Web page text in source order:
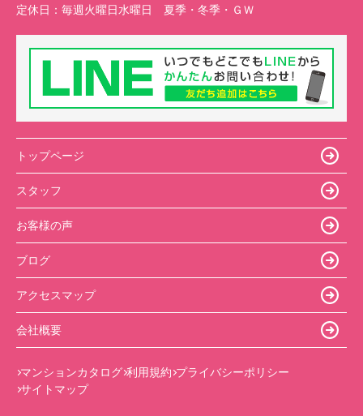
定休日： 毎週火曜日水曜日 夏季・冬季・ＧＷ
トップページ
スタッフ
お客様の声
ブログ
アクセスマップ
会社概要
マンションカタログ 利用規約 プライバシーポリシー
サイトマップ